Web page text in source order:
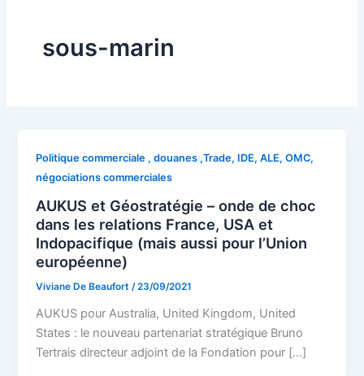
sous-marin
Politique commerciale , douanes ,Trade, IDE, ALE, OMC,
négociations commerciales
AUKUS et Géostratégie – onde de choc
dans les relations France, USA et
Indopacifique (mais aussi pour l’Union
européenne)
Viviane De Beaufort /23/09/2021
AUKUS pour Australia, United Kingdom, United
States : le nouveau partenariat stratégique Bruno
Tertrais directeur adjoint de la Fondation pour […]